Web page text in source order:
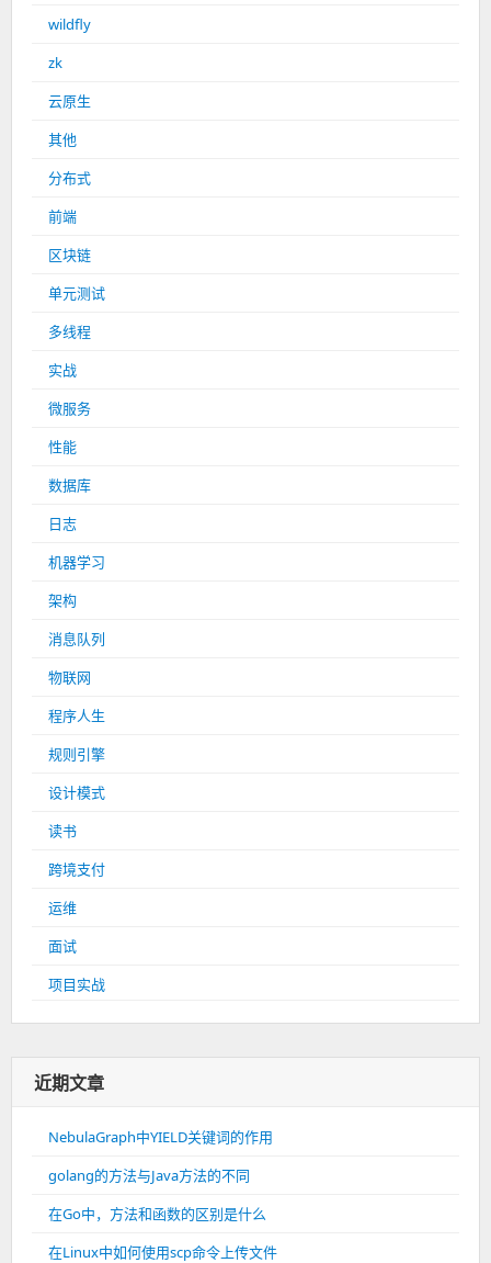
wildfly
zk
云原生
其他
分布式
前端
区块链
单元测试
多线程
实战
微服务
性能
数据库
日志
机器学习
架构
消息队列
物联网
程序人生
规则引擎
设计模式
读书
跨境支付
运维
面试
项目实战
近期文章
NebulaGraph中YIELD关键词的作用
golang的方法与Java方法的不同
在Go中，方法和函数的区别是什么
在Linux中如何使用scp命令上传文件